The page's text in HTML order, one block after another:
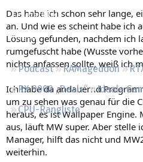
Leserartikel
Regeln
Podcast RAMageddon
RX 9000 „Deals“
Ideale
CPU-Rangliste
Das habe ich schon sehr lange,
an. Und wie es scheint habe ich
Lösung gefunden, nachdem ich
rumgefuscht habe (Wusste
nichts anfassen sollte, weiß ich
Ich habe da andauernd
um zu sehen was genau für die
heraus, es ist Wallpaper Engine.
aus, läuft MW super. Aber stelle
Manager, hilft das nicht und
weiterhin.